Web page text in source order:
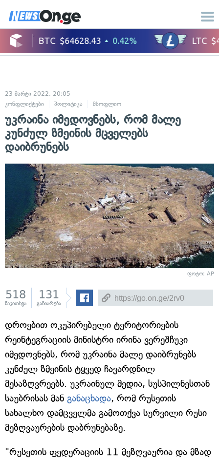
23 მარტი 2022, 20:05
კონფლიქტები
პოლიტიკა მსოფლიო
უკრაინა იმედოვნებს, რომ მალე
კუნძულ ზმეინის მცველებს
დაიბრუნებს
ფოტო: AP
518
წაკითხვა
131
გაზიარება
დროებით ოკუპირებული ტერიტორიების
რეინტეგრაციის მინისტრი ირინა ვერეშჩუკი
იმედოვნებს, რომ უკრაინა მალე დაიბრუნებს
კუნძულ ზმეინის ტყვედ ჩავარდნილ
მესაზღვრეებს. უკრაინულ მედია, სუსპილნესთან
საუბრისას მან განაცხადა, რომ რუსეთის
სახალხო დამცველმა გამოთქვა სურვილი რუსი
მეზღვაურების დაბრუნებაზე.
"რუსეთის ფედერაციის 11 მეზღვაურია და მზად